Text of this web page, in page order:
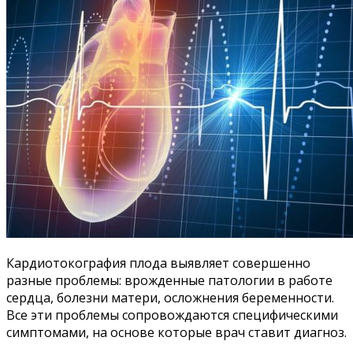
Кардиотокография плода выявляет совершенно
разные проблемы: врожденные патологии в работе
сердца, болезни матери, осложнения беременности.
Все эти проблемы сопровождаются специфическими
симптомами, на основе которые врач ставит диагноз.